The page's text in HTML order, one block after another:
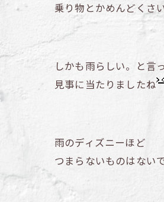
乗り物とかめんどくさ
しかも雨らしい。と言
見事に当たりましたね
雨のディズニーほど
つまらないものはない